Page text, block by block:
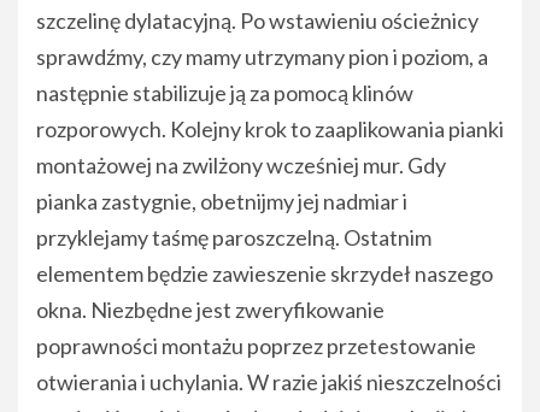
szczelinę dylatacyjną. Po wstawieniu ościeżnicy
sprawdźmy, czy mamy utrzymany pion i poziom, a
następnie stabilizuje ją za pomocą klinów
rozporowych. Kolejny krok to zaaplikowania pianki
montażowej na zwilżony wcześniej mur. Gdy
pianka zastygnie, obetnijmy jej nadmiar i
przyklejamy taśmę paroszczelną. Ostatnim
elementem będzie zawieszenie skrzydeł naszego
okna. Niezbędne jest zweryfikowanie
poprawności montażu poprzez przetestowanie
otwierania i uchylania. W razie jakiś nieszczelności